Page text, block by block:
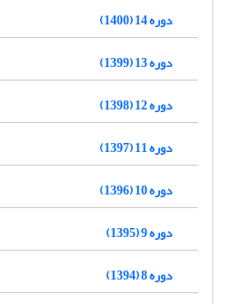
دوره 14 (1400)
دوره 13 (1399)
دوره 12 (1398)
دوره 11 (1397)
دوره 10 (1396)
دوره 9 (1395)
دوره 8 (1394)